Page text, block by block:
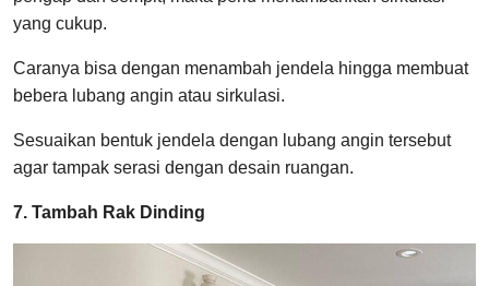
yang cukup.
Caranya bisa dengan menambah jendela hingga membuat
bebera lubang angin atau sirkulasi.
Sesuaikan bentuk jendela dengan lubang angin tersebut
agar tampak serasi dengan desain ruangan.
7. Tambah Rak Dinding